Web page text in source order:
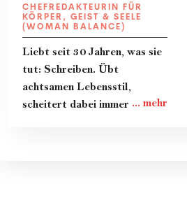
CHEFREDAKTEURIN FÜR
KÖRPER, GEIST & SEELE
(WOMAN BALANCE)
Liebt seit 30 Jahren, was sie
tut: Schreiben. Übt
achtsamen Lebensstil,
scheitert dabei immer wieder